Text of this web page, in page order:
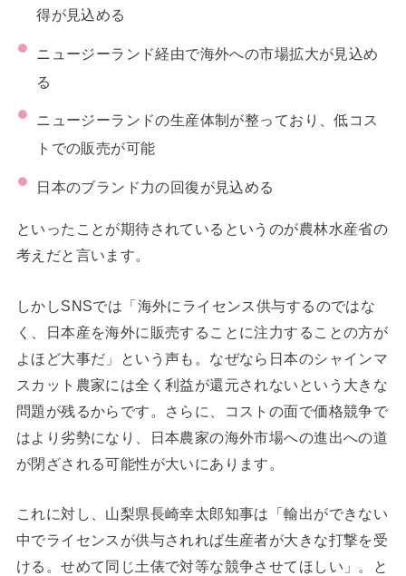
得が見込める
ニュージーランド経由で海外への市場拡大が見込め
る
ニュージーランドの生産体制が整っており、低コス
トでの販売が可能
日本のブランド力の回復が見込める
といったことが期待されているというのが農林水産省の
考えだと言います。
しかしSNSでは「海外にライセンス供与するのではな
く、日本産を海外に販売することに注力することの方が
よほど大事だ」という声も。なぜなら日本のシャインマ
スカット農家には全く利益が還元されないという大きな
問題が残るからです。さらに、コストの面で価格競争で
はより劣勢になり、日本農家の海外市場への進出への道
が閉ざされる可能性が大いにあります。
これに対し、山梨県長崎幸太郎知事は「輸出ができない
中でライセンスが供与されれば生産者が大きな打撃を受
ける。せめて同じ土俵で対等な競争させてほしい」。と